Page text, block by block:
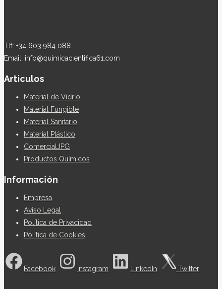
Tlf: +34 603 984 088
Email: info@quimicacientifica61.com
Articulos
Material de Vidrio
Material Fungible
Material Sanitario
Material Plástico
ComercialJPG
Productos Químicos
Información
Empresa
Aviso Legal
Política de Privacidad
Política de Cookies
Facebook Instagram LinkedIn Twitter